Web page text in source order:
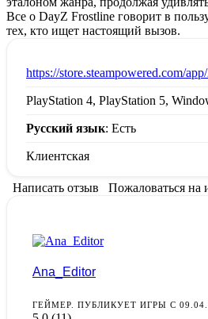
Все о DayZ Frostline говорит в
тех, кто ищет настоящий вызов.
https://store.steampowered.com/
PlayStation 4, PlayStation 5,
Русский язык: Есть
Клиентская
Написать отзыв Пожаловаться на
Ana_Editor
ГЕЙМЕР. ПУБЛИКУЕТ ИГРЫ С